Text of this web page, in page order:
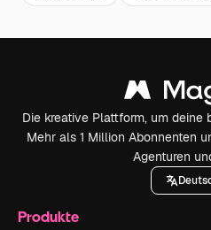
Die kreative Plattform, um
Mehr als 1 Million Abonnenten
Agenturen
Produkte